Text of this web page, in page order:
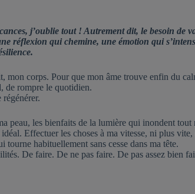
j’oublie tout ! Autrement dit, le besoin de
réflexion qui chemine, une émotion qui
mon corps. Pour que mon âme trouve enfin du
de rompre le quotidien.
régénérer.
peau, les bienfaits de la lumière qui inondent tout
Effectuer les choses à ma vitesse, ni plus
tourne habituellement sans cesse dans ma tête.
De faire. De ne pas faire. De pas assez bien